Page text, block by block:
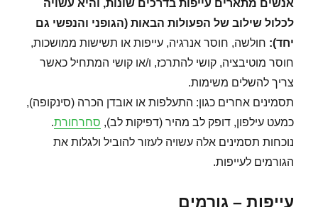
אנשים מתארים עייפות בדרכים שונות, והיא עשויה
לכלול שילוב של הפעולות הבאות (הגופני והנפשי גם
יחד): חולשה, חוסר אנרגיה, עייפות או תשישות ממושכות,
חוסר מוטיבציה, קושי להתרכז, ו/או קושי המתחיל כאשר
צריך להשלים משימות.
תסמינים אחרים כגון: התעלפות או אובדן הכרה (סינקופה),
כמעט עילפון, דופק לב מהיר (דפיקות לב), סחרחורת.
נוכחות תסמינים אלה עשויה לעזור להוביל ולגלות את
הגורמים לעייפות.
עייפות – גורמים